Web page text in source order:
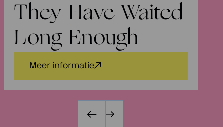
They Have Waited
Long Enough
Meer informatie